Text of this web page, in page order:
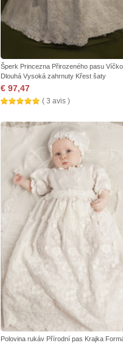
Šperk Princezna Přirozeného pasu Víčko
Dlouhá Vysoká zahrnuty Křest šaty
€ 97,47
( 3 avis )
Polovina rukáv Přírodní pas Krajka